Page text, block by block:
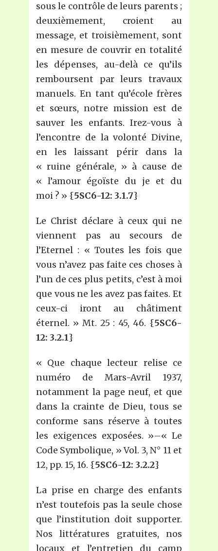
sous le contrôle de leurs parents ;
deuxièmement, croient au
message, et troisièmement, sont
en mesure de couvrir en totalité
les dépenses, au-delà ce qu’ils
remboursent par leurs travaux
manuels. En tant qu’école frères
et sœurs, notre mission est de
sauver les enfants. Irez-vous à
l’encontre de la volonté Divine,
en les laissant périr dans la
« ruine générale, » à cause de
« l’amour égoïste du je et du
moi ? » {5SC6-12: 3.1.7}
Le Christ déclare à ceux qui ne
viennent pas au secours de
l’Eternel : « Toutes les fois que
vous n’avez pas faite ces choses à
l’un de ces plus petits, c’est à moi
que vous ne les avez pas faites. Et
ceux-ci iront au châtiment
éternel. » Mt. 25 : 45, 46. {5SC6-
12: 3.2.1}
« Que chaque lecteur relise ce
numéro de Mars-Avril 1937,
notamment la page neuf, et que
dans la crainte de Dieu, tous se
conforme sans réserve à toutes
les exigences exposées. »–« Le
Code Symbolique, » Vol. 3, N° 11 et
12, pp. 15, 16. {5SC6-12: 3.2.2}
La prise en charge des enfants
n’est toutefois pas la seule chose
que l’institution doit supporter.
Nos littératures gratuites, nos
locaux et l’entretien du camp